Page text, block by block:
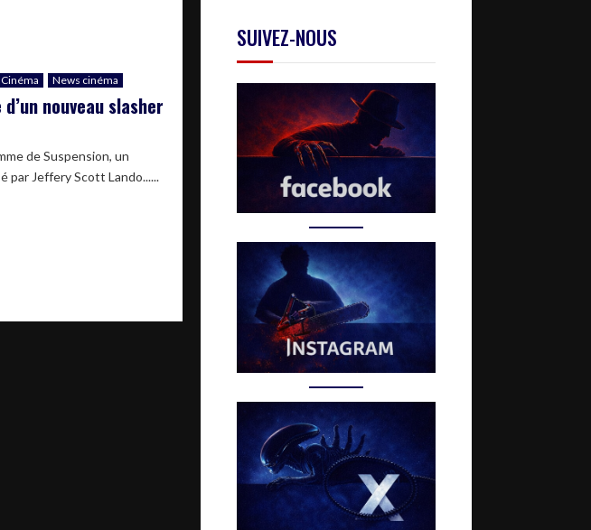
Cinéma News cinéma
nouveau slasher
de Suspension, un
par Jeffery Scott Lando......
SUIVEZ-NOUS